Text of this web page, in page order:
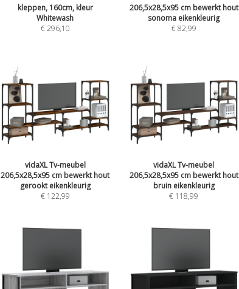
kleppen, 160cm, kleur
Whitewash
€ 296,10
206,5x28,5x95 cm bewerkt hout
sonoma eikenkleurig
€ 82,99
vidaXL Tv-meubel
206,5x28,5x95 cm bewerkt hout
gerookt eikenkleurig
€ 122,99
vidaXL Tv-meubel
206,5x28,5x95 cm bewerkt hout
bruin eikenkleurig
€ 118,99